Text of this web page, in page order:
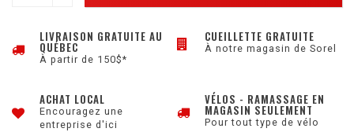
LIVRAISON GRATUITE AU
QUÉBEC
À partir de 150$*
CUEILLETTE GRATUITE
À notre magasin de Sorel
ACHAT LOCAL
Encouragez une
entreprise d'ici
VÉLOS - RAMASSAGE EN
MAGASIN SEULEMENT
Pour tout type de vélo